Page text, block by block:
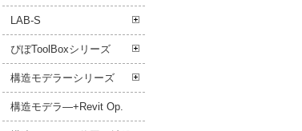
LAB-S
ぴぼToolBoxシリーズ
構造モデラーシリーズ
構造モデラ―+Revit Op.